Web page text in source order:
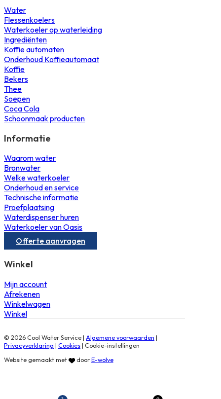
Water
Flessenkoelers
Waterkoeler op waterleiding
Ingrediënten
Koffie automaten
Onderhoud Koffieautomaat
Koffie
Bekers
Thee
Soepen
Coca Cola
Schoonmaak producten
Informatie
Waarom water
Bronwater
Welke waterkoeler
Onderhoud en service
Technische informatie
Proefplaatsing
Waterdispenser huren
Waterkoeler van Oasis
Offerte aanvragen
Winkel
Mijn account
Afrekenen
Winkelwagen
Winkel
© 2026 Cool Water Service | Algemene voorwaarden |
Privacyverklaring | Cookies| Cookie-instellingen
Website gemaakt met
doorE-wolve